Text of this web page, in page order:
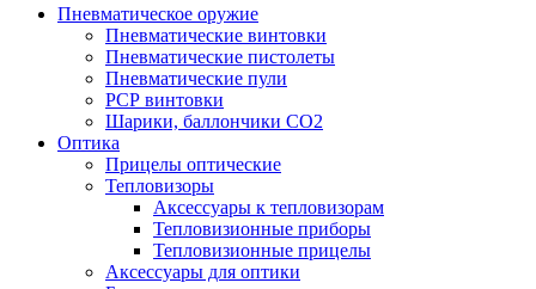
Пневматическое оружие
Пневматические винтовки
Пневматические пистолеты
Пневматические пули
РСР винтовки
Шарики, баллончики СО2
Оптика
Прицелы оптические
Тепловизоры
Аксессуары к тепловизорам
Тепловизионные приборы
Тепловизионные прицелы
Аксессуары для оптики